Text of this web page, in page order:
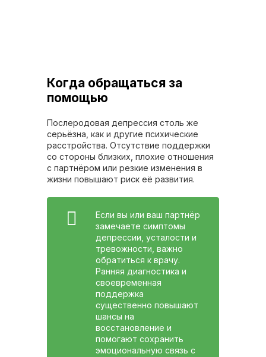
Когда обращаться за
помощью
Послеродовая депрессия столь же
серьёзна, как и другие психические
расстройства. Отсутствие поддержки
со стороны близких, плохие отношения
с партнёром или резкие изменения в
жизни повышают риск её развития.
Если вы или ваш партнёр
замечаете симптомы
депрессии, усталости и
тревожности, важно
обратиться к врачу.
Ранняя диагностика и
своевременная
поддержка
существенно повышают
шансы на
восстановление и
помогают сохранить
эмоциональную связь с